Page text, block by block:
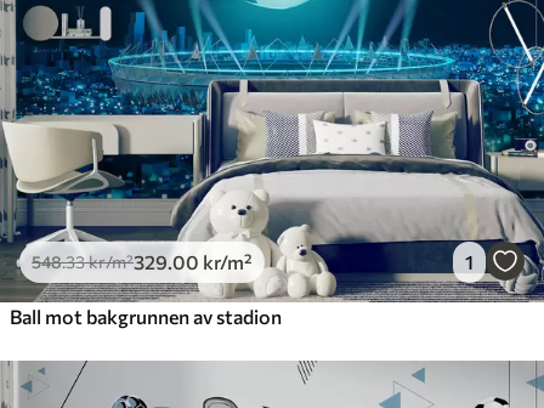
548.33kr/m²329 .00 kr/m² 1
Ball mot bakgrunnen av stadion